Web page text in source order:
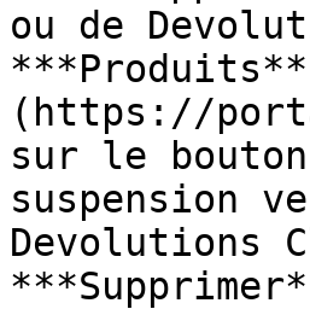
ou de
(https://
sur le
suspension
Devolutions